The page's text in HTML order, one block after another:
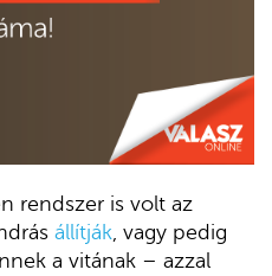
rendszer is volt az
állítják, vagy pedig
a vitának – azzal